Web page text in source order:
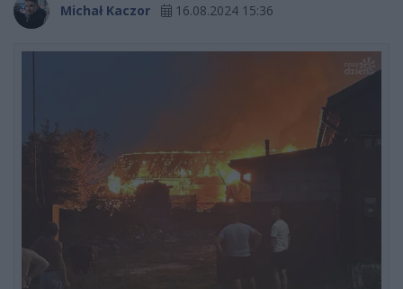
Michał Kaczor 16.08.2024 15:36